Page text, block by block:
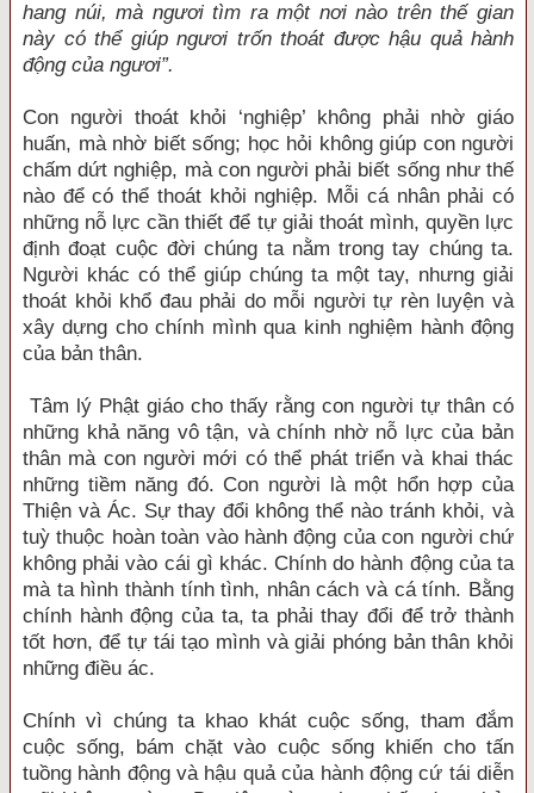
hang núi, mà ngươi tìm ra một nơi nào trên thế gian
này có thể giúp ngươi trốn thoát được hậu quả hành
động của ngươi”.
Con người thoát khỏi ‘nghiệp’ không phải nhờ giáo
huấn, mà nhờ biết sống; học hỏi không giúp con người
chấm dứt nghiệp, mà con người phải biết sống như thế
nào để có thể thoát khỏi nghiệp. Mỗi cá nhân phải có
những nỗ lực cần thiết để tự giải thoát mình, quyền lực
định đoạt cuộc đời chúng ta nằm trong tay chúng ta.
Người khác có thể giúp chúng ta một tay, nhưng giải
thoát khỏi khổ đau phải do mỗi người tự rèn luyện và
xây dựng cho chính mình qua kinh nghiệm hành động
của bản thân.
Tâm lý Phật giáo cho thấy rằng con người tự thân có
những khả năng vô tận, và chính nhờ nỗ lực của bản
thân mà con người mới có thể phát triển và khai thác
những tiềm năng đó. Con người là một hổn hợp của
Thiện và Ác. Sự thay đổi không thể nào tránh khỏi, và
tuỳ thuộc hoàn toàn vào hành động của con người chứ
không phải vào cái gì khác. Chính do hành động của ta
mà ta hình thành tính tình, nhân cách và cá tính. Bằng
chính hành động của ta, ta phải thay đổi để trở thành
tốt hơn, để tự tái tạo mình và giải phóng bản thân khỏi
những điều ác.
Chính vì chúng ta khao khát cuộc sống, tham đắm
cuộc sống, bám chặt vào cuộc sống khiến cho tấn
tuồng hành động và hậu quả của hành động cứ tái diễn